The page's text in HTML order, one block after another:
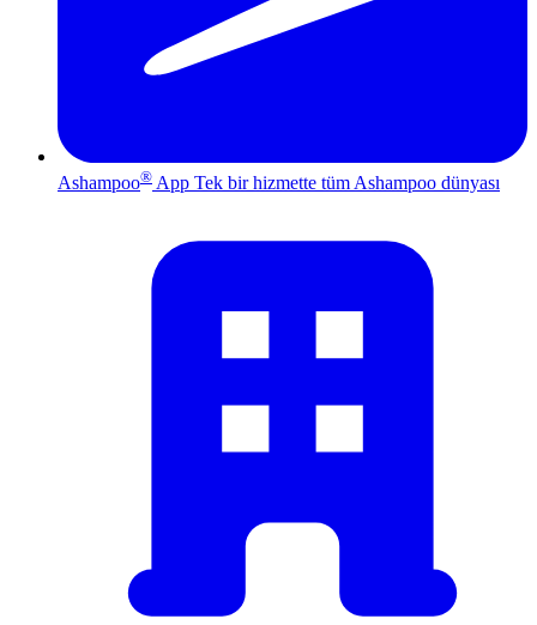
Ashampoo® App Tek bir hizmette tüm Ashampoo dünyası